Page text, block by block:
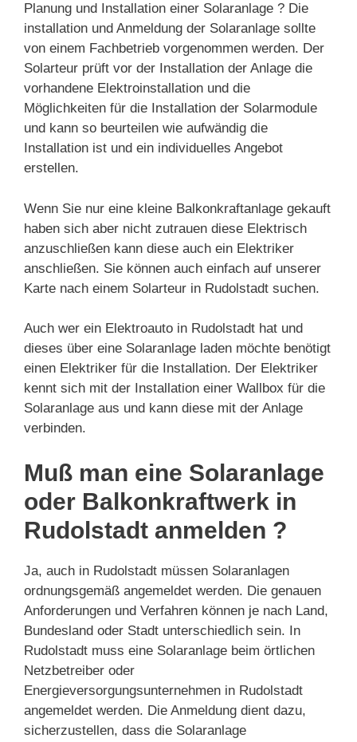
Planung und Installation einer Solaranlage ? Die
installation und Anmeldung der Solaranlage sollte
von einem Fachbetrieb vorgenommen werden. Der
Solarteur prüft vor der Installation der Anlage die
vorhandene Elektroinstallation und die
Möglichkeiten für die Installation der Solarmodule
und kann so beurteilen wie aufwändig die
Installation ist und ein individuelles Angebot
erstellen.
Wenn Sie nur eine kleine Balkonkraftanlage gekauft
haben sich aber nicht zutrauen diese Elektrisch
anzuschließen kann diese auch ein Elektriker
anschließen. Sie können auch einfach auf unserer
Karte nach einem Solarteur in Rudolstadt suchen.
Auch wer ein Elektroauto in Rudolstadt hat und
dieses über eine Solaranlage laden möchte benötigt
einen Elektriker für die Installation. Der Elektriker
kennt sich mit der Installation einer Wallbox für die
Solaranlage aus und kann diese mit der Anlage
verbinden.
Muß man eine Solaranlage
oder Balkonkraftwerk in
Rudolstadt anmelden ?
Ja, auch in Rudolstadt müssen Solaranlagen
ordnungsgemäß angemeldet werden. Die genauen
Anforderungen und Verfahren können je nach Land,
Bundesland oder Stadt unterschiedlich sein. In
Rudolstadt muss eine Solaranlage beim örtlichen
Netzbetreiber oder
Energieversorgungsunternehmen in Rudolstadt
angemeldet werden. Die Anmeldung dient dazu,
sicherzustellen, dass die Solaranlage